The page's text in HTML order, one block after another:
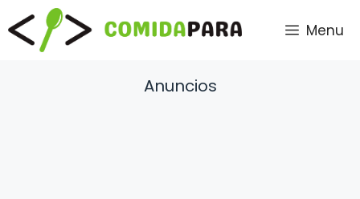
Saltar
al
contenido
Menu
Anuncios